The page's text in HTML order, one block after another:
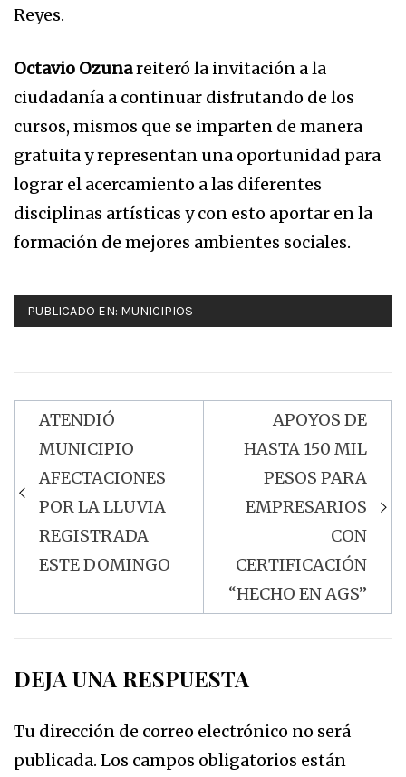
Reyes.
Octavio Ozunareiteró la invitación a la
ciudadanía a continuar disfrutando de los
cursos, mismos que se imparten de manera
gratuita y representan una oportunidad para
lograr el acercamiento a las diferentes
disciplinas artísticas y con esto aportar en la
formación de mejores ambientes sociales.
PUBLICADO EN: MUNICIPIOS
Navegación
de
entradas
ATENDIÓ
MUNICIPIO
AFECTACIONES
POR LA LLUVIA
REGISTRADA
ESTE DOMINGO
APOYOS DE
HASTA 150 MIL
PESOS PARA
EMPRESARIOS
CON
CERTIFICACIÓN
“HECHO EN AGS”
DEJA UNA RESPUESTA
Tu dirección de correo electrónico no será
publicada. Los campos obligatorios están